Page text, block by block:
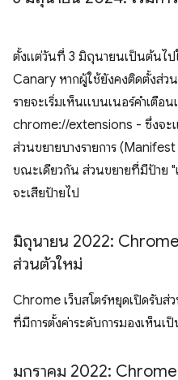
ตั้งแต่วันที่ 3 มิถุนายนเป็นต้นไ
Canary หากผู้ใช้ยังคงติดตั้งส่ว
รายจะเริ่มเห็นแบนเนอร์คำเตือ
chrome://extensions - ซึ่งจะ
ส่วนขยายบางรายการ
ขณะเดียวกัน ส่วนขยายที่มีป้าย
จะเสียป้ายไป
มิถุนายน 2022:
ส่วนตัวใหม่
Chrome เว็บสโตร์หยุดเปิดรับส่
ที่มีการตั้งค่าระดับการมองเห็นเ
มกราคม 2022: Chrome